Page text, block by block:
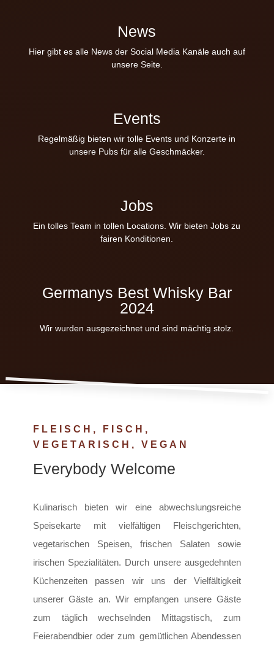
News
Hier gibt es alle News der Social Media Kanäle auch auf
unsere Seite.
Events
Regelmäßig bieten wir tolle Events und Konzerte in
unsere Pubs für alle Geschmäcker.
Jobs
Ein tolles Team in tollen Locations. Wir bieten Jobs zu
fairen Konditionen.
Germanys Best Whisky Bar
2024
Wir wurden ausgezeichnet und sind mächtig stolz.
FLEISCH, FISCH,
VEGETARISCH, VEGAN
Everybody Welcome
Kulinarisch bieten wir eine abwechslungsreiche
Speisekarte mit vielfältigen Fleischgerichten,
vegetarischen Speisen, frischen Salaten sowie
irischen Spezialitäten. Durch unsere ausgedehnten
Küchenzeiten passen wir uns der Vielfältigkeit
unserer Gäste an. Wir empfangen unsere Gäste
zum täglich wechselnden Mittagstisch, zum
Feierabendbier oder zum gemütlichen Abendessen